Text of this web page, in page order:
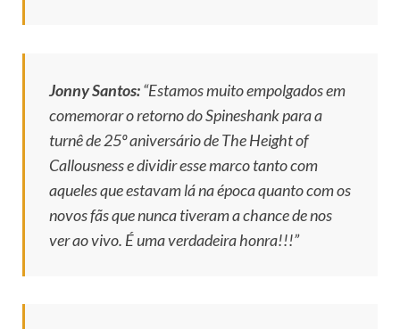
Jonny Santos:“Estamos muito empolgados em
comemorar o retorno do Spineshank para a
turnê de 25º aniversário deThe Height of
Callousnesse dividir esse marco tanto com
aqueles que estavam lá na época quanto com os
novos fãs que nunca tiveram a chance de nos
ver ao vivo. É uma verdadeira honra!!!”